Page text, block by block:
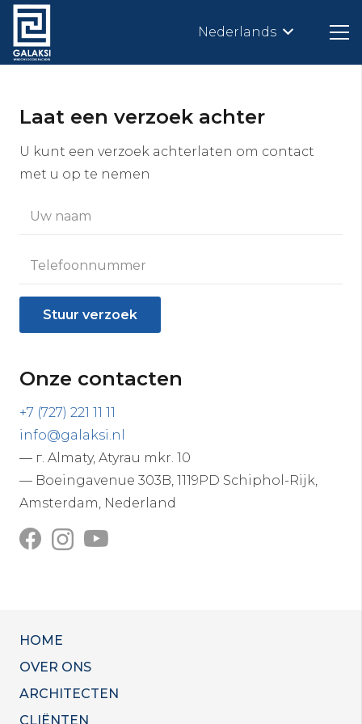
Nederlands
Laat een verzoek achter
U kunt een verzoek achterlaten om contact
met u op te nemen
Onze contacten
+7 (727) 221 11 11
info@galaksi.nl
— г. Almaty, Atyrau mkr. 10
— Boeingavenue 303B, 1119PD Schiphol-Rijk,
Amsterdam, Nederland
HOME
OVER ONS
ARCHITECTEN
CLIËNTEN